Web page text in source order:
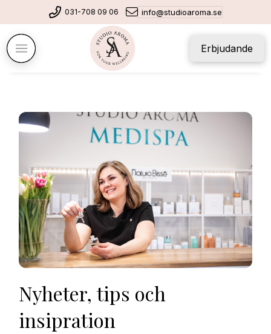
031-708 09 06 info@studioaroma.se
Erbjudande
Nyheter, tips och
insipration